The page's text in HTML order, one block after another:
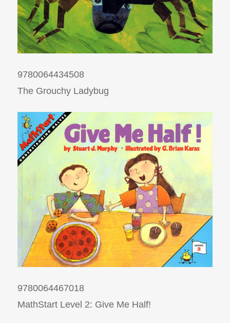
9780064434508
The Grouchy Ladybug
9780064467018
MathStart Level 2: Give Me Half!